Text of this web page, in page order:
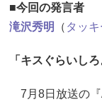
■今回の発言者
滝沢秀明
（ タッ
「キスぐらいしろ
7月8日放送の『